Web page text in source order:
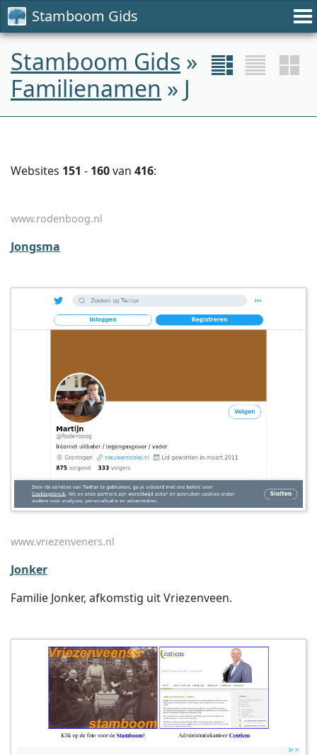
Stamboom Gids
Stamboom Gids »
Familienamen » J
Websites 151 - 160van 416:
www.rodenboog.nl
Jongsma
www.vriezenveners.nl
Jonker
Familie Jonker, afkomstig uit Vriezenveen.